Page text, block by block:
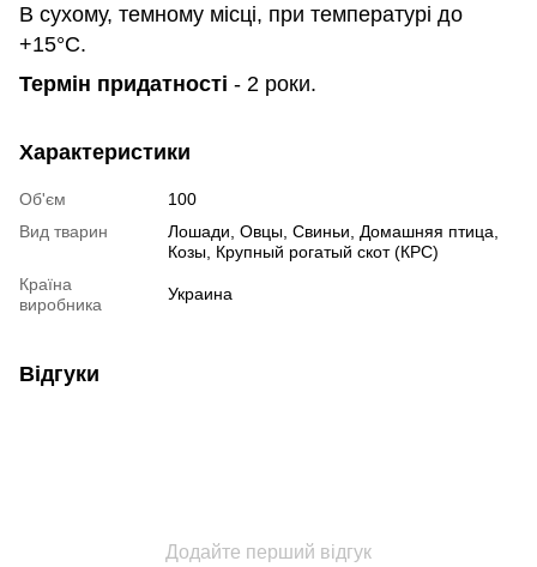
В сухому, темному місці, при температурі до
+15°С.
Термін придатності - 2 роки.
Характеристики
Об'єм
100
Вид тварин
Лошади, Овцы, Свиньи, Домашняя птица,
Козы, Крупный рогатый скот (КРС)
Країна
виробника
Украина
Відгуки
Додайте перший відгук